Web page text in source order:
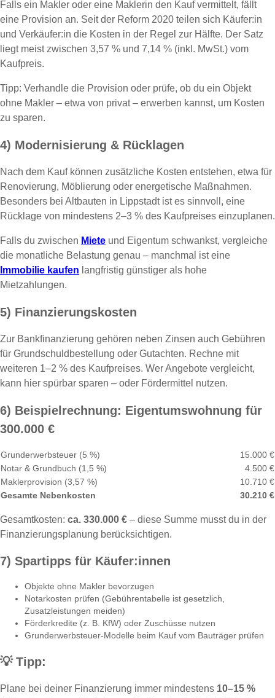
Falls ein Makler oder eine Maklerin den Kauf vermittelt, fällt
eine Provision an. Seit der Reform 2020 teilen sich Käufer:in
und Verkäufer:in die Kosten in der Regel zur Hälfte. Der Satz
liegt meist zwischen 3,57 % und 7,14 % (inkl. MwSt.) vom
Kaufpreis.
Tipp: Verhandle die Provision oder prüfe, ob du ein Objekt
ohne Makler – etwa von privat – erwerben kannst, um Kosten
zu sparen.
4) Modernisierung & Rücklagen
Nach dem Kauf können zusätzliche Kosten entstehen, etwa für
Renovierung, Möblierung oder energetische Maßnahmen.
Besonders bei Altbauten in Lippstadt ist es sinnvoll, eine
Rücklage von mindestens 2–3 % des Kaufpreises einzuplanen.
Falls du zwischen Miete und Eigentum schwankst, vergleiche
die monatliche Belastung genau – manchmal ist eine
Immobilie kaufen langfristig günstiger als hohe
Mietzahlungen.
5) Finanzierungskosten
Zur Bankfinanzierung gehören neben Zinsen auch Gebühren
für Grundschuldbestellung oder Gutachten. Rechne mit
weiteren 1–2 % des Kaufpreises. Wer Angebote vergleicht,
kann hier spürbar sparen – oder Fördermittel nutzen.
6) Beispielrechnung: Eigentumswohnung für
300.000 €
Grunderwerbsteuer (5 %)
15.000 €
Notar & Grundbuch (1,5 %)
4.500 €
Maklerprovision (3,57 %)
10.710 €
Gesamte Nebenkosten
30.210 €
Gesamtkosten: ca. 330.000 € – diese Summe musst du in der
Finanzierungsplanung berücksichtigen.
7) Spartipps für Käufer:innen
Objekte ohne Makler bevorzugen
Notarkosten prüfen (Gebührentabelle ist gesetzlich,
Zusatzleistungen meiden)
Förderkredite (z. B. KfW) oder Zuschüsse nutzen
Grunderwerbsteuer-Modelle beim Kauf vom Bauträger prüfen
💡Tipp:
Plane bei deiner Finanzierung immer mindestens 10–15 %